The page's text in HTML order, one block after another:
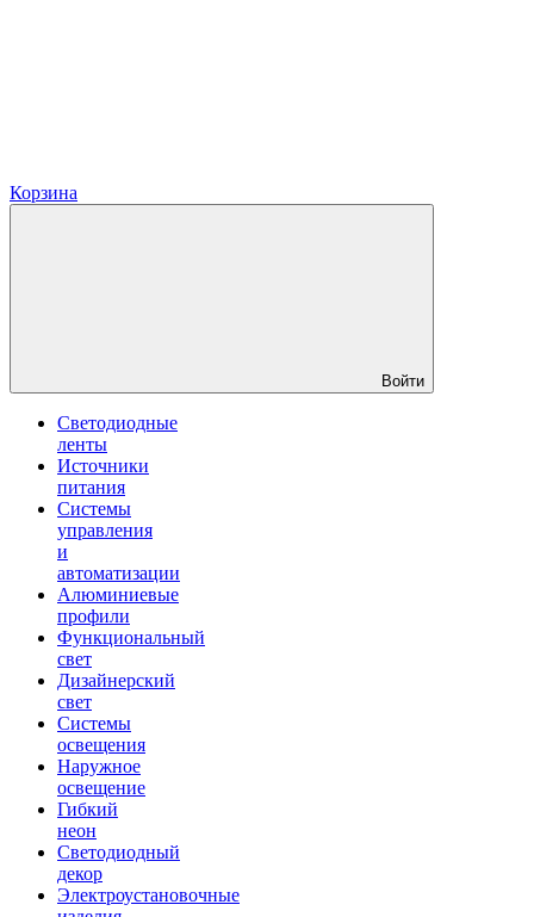
Корзина
Войти
Светодиодные
ленты
Источники
питания
Системы
управления
и
автоматизации
Алюминиевые
профили
Функциональный
свет
Дизайнерский
свет
Системы
освещения
Наружное
освещение
Гибкий
неон
Светодиодный
декор
Электроустановочные